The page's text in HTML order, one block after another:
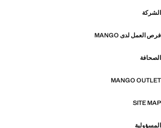
الشركة
فرص العمل لدى MANGO
الصحافة
MANGO OUTLET
SITE MAP
المسؤولية